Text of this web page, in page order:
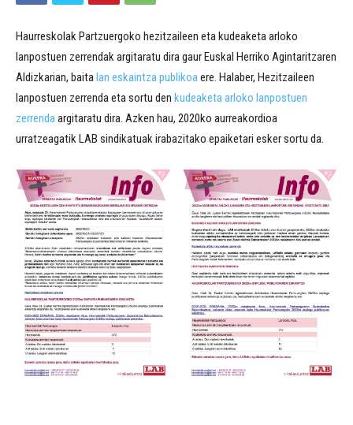
Haurreskolak Partzuergoko hezitzaileen eta kudeaketa arloko
lanpostuen zerrendak argitaratu dira gaur Euskal Herriko Agintaritzaren
Aldizkarian, baitalan eskaintza publikoaere. Halaber, Hezitzaileen
lanpostuen zerrenda eta sortu den kudeaketa arloko lanpostuen
zerrendaargitaratu dira. Azken hau, 2020ko aurreakordioa
urratzeagatik LAB sindikatuak irabazitako epaiketari esker sortu da.